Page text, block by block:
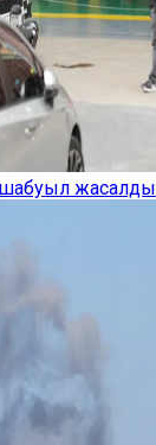
шабуыл жасалды